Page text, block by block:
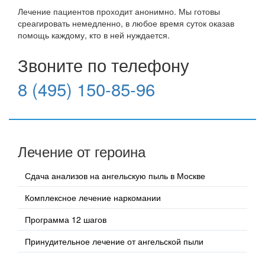
Лечение от героина
Сдача анализов на ангельскую пыль в Москве
Комплексное лечение наркомании
Программа 12 шагов
Принудительное лечение от ангельской пыли
Лечение пациентов проходит анонимно. Мы готовы
среагировать немедленно, в любое время суток оказав
помощь каждому, кто в ней нуждается.
Звоните по телефону
8 (495) 150-85-96